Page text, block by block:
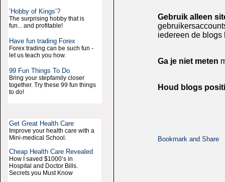
’Hobby of Kings’?
The surprising hobby that is
fun... and profitable!
Have fun trading Forex
Forex trading can be such fun -
let us teach you how.
99 Fun Things To Do
Bring your stepfamily closer
together. Try these 99 fun things
to do!
Get Great Health Care
Improve your health care with a
Mini-medical School.
Cheap Health Care Revealed
How I saved $1000’s in
Hospital and Doctor Bills.
Secrets you Must Know
Gebruik alleen
iedereen de blogs
Ga je niet meten
Houd blogs